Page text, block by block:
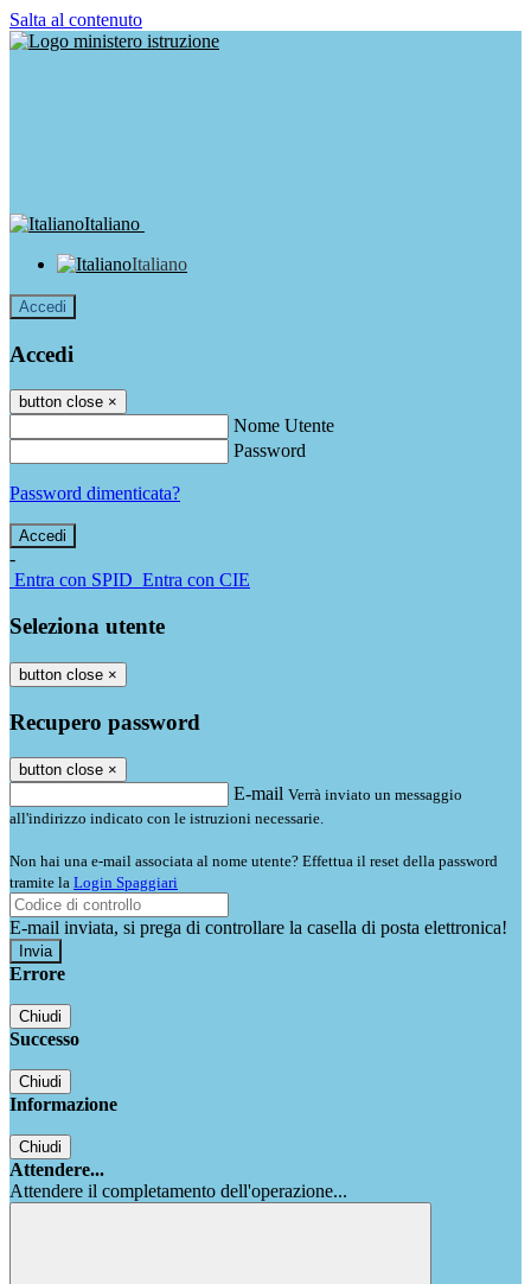
Salta al contenuto
Italiano
Italiano
Accedi
Accedi
button close ×
Nome Utente
Password
Password dimenticata?
-
Entra con SPID Entra con CIE
Seleziona utente
button close ×
Recupero password
button close ×
E-mail Verrà inviato un messaggio
all'indirizzo indicato con le istruzioni necessarie.
Non hai una e-mail associata al nome utente? Effettua il reset della password
tramite la Login Spaggiari
E-mail inviata, si prega di controllare la casella di posta elettronica!
Errore
Chiudi
Successo
Chiudi
Informazione
Chiudi
Attendere...
Attendere il completamento dell'operazione...